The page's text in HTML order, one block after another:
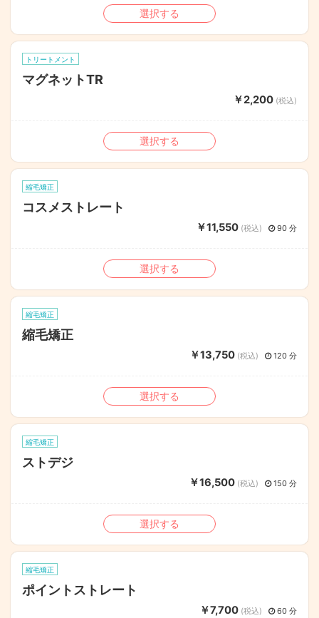
選択する
トリートメント
マグネットTR
￥2,200 (税込)
選択する
縮毛矯正
コスメストレート
￥11,550 (税込) 90 分
選択する
縮毛矯正
縮毛矯正
￥13,750 (税込) 120 分
選択する
縮毛矯正
ストデジ
￥16,500 (税込) 150 分
選択する
縮毛矯正
ポイントストレート
￥7,700 (税込) 60 分